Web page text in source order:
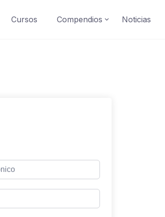
Cursos Compendios Noticias